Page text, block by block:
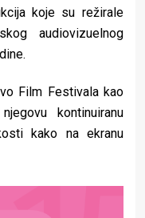
koje su režirale
audiovizuelnog
Film Festivala kao
kontinuiranu
kako na ekranu